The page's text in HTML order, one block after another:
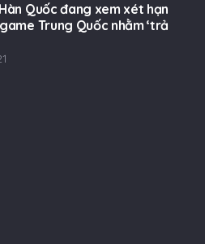
Quốc đang xem xét hạn
Trung Quốc nhằm ‘trả